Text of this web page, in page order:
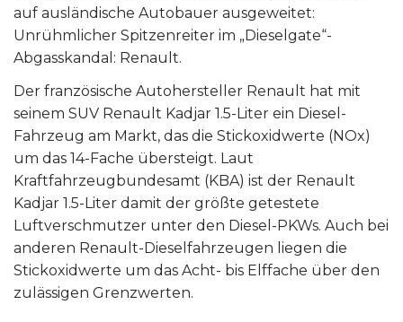
auf ausländische Autobauer ausgeweitet:
Unrühmlicher Spitzenreiter im „Dieselgate“-
Abgasskandal: Renault.
Der französische Autohersteller Renault hat mit
seinem SUV Renault Kadjar 1.5-Liter ein Diesel-
Fahrzeug am Markt, das die Stickoxidwerte (NOx)
um das 14-Fache übersteigt. Laut
Kraftfahrzeugbundesamt (KBA) ist der Renault
Kadjar 1.5-Liter damit der größte getestete
Luftverschmutzer unter den Diesel-PKWs. Auch bei
anderen Renault-Dieselfahrzeugen liegen die
Stickoxidwerte um das Acht- bis Elffache über den
zulässigen Grenzwerten.